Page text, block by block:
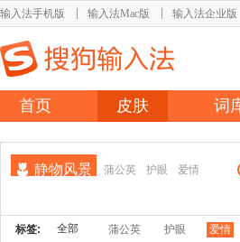
输入法手机版 输入法Mac版 输入法企业版
首页 皮肤 词
静物风景 蒲公英 护眼 爱情
标签: 全部 蒲公英 护眼 爱情